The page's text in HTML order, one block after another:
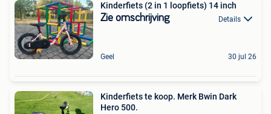
Kinderfiets (2 in 1 loopfiets) 14 inch
Zie omschrijving Details
Geel 30 jul 26
Kinderfiets te koop. Merk Bwin Dark
Hero 500.